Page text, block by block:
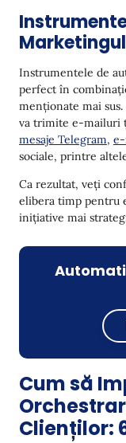
Instrumentele de
perfect în
menționate mai
va trimite e-mailuri
mesaje Telegram,
sociale, printre
Ca rezultat, veți
elibera timp pentru
inițiative mai
Cum să
Clienților: